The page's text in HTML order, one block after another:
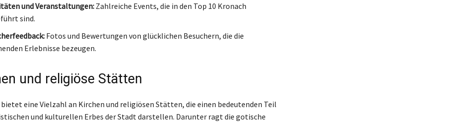
und Veranstaltungen:Zahlreiche Events, die in den Top 10 Kronach
sind.
Fotos und Bewertungen von glücklichen Besuchern, die die
Erlebnisse bezeugen.
und religiöse Stätten
eine Vielzahl an Kirchen und religiösen Stätten, die einen bedeutenden Teil
und kulturellen Erbes der Stadt darstellen. Darunter ragt die gotische